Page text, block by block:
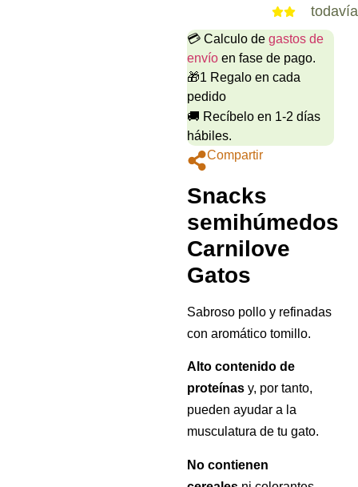
todavía
💳 Calculo de gastos de
envíoen fase de pago.
🎁1 Regalo en cada
pedido
🚚 Recíbelo en 1-2 días
hábiles.
Compartir
Snacks
semihúmedos
Carnilove
Gatos
Sabroso pollo y refinadas
con aromático tomillo.
Alto contenido de
proteínas y, por tanto,
pueden ayudar a la
musculatura de tu gato.
No contienen